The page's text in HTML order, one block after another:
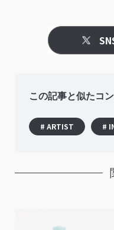
この記事と似たコ
# ARTIST #